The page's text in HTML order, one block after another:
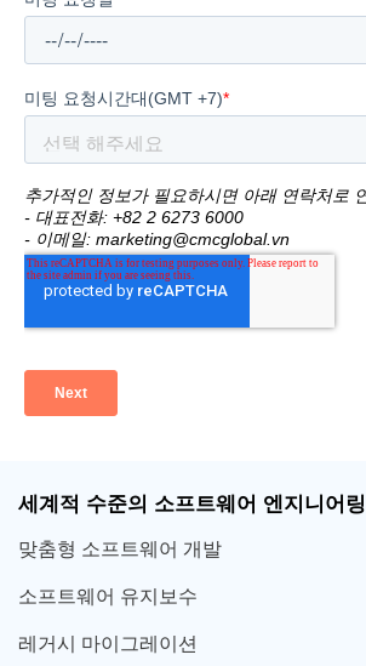
세계적 수준의 소프트웨어 엔지니어링
맞춤형 소프트웨어 개발
소프트웨어 유지보수
레거시 마이그레이션